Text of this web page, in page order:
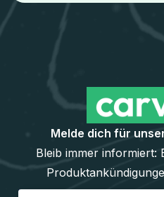
Melde dich für
Bleib immer informiert: